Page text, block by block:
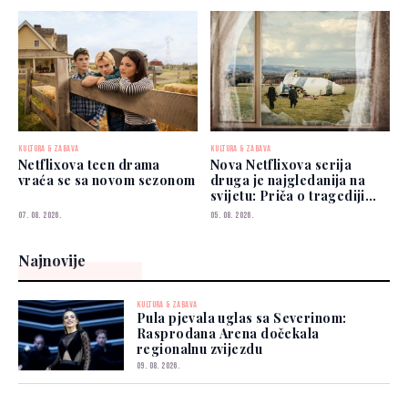
KULTURA & ZABAVA
Netflixova teen drama
vraća se sa novom sezonom
07. 08. 2026.
KULTURA & ZABAVA
Nova Netflixova serija
druga je najgledanija na
svijetu: Priča o tragediji
koja je šokirala planetu
05. 08. 2026.
Najnovije
KULTURA & ZABAVA
Pula pjevala uglas sa Severinom:
Rasprodana Arena dočekala
regionalnu zvijezdu
09. 08. 2026.